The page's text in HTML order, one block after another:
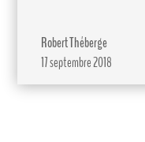
Robert Théberge
17 septembre 2018